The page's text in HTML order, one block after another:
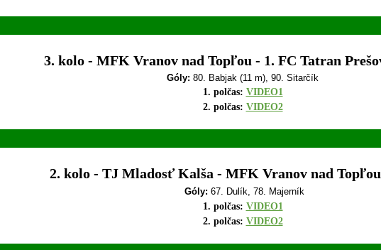
3. kolo - MFK Vranov nad Topľou - 1. FC Tatran
Góly: 80. Babjak (11 m), 90. Sitarčík
1. polčas: VIDEO1
2. polčas: VIDEO2
2. kolo - TJ Mladosť Kalša - MFK Vranov nad
Góly: 67. Dulík, 78. Majerník
1. polčas: VIDEO1
2. polčas: VIDEO2